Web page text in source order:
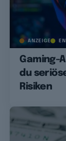
ANZEIGE
Gaming-
du
Risiken